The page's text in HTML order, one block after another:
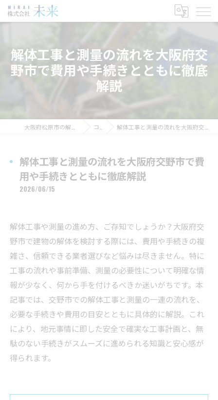
解体工事と測量の流れを大阪府交
野市で費用や手続きとともに徹底
解説
コラム 解体工事と測量の流れを大阪府交野市で費用や手続きとともに徹底解説
解体工事と測量の流れを大阪府交野市で費
用や手続きとともに徹底解説
2026/06/15
解体工事や測量の進め方、ご存知でしょうか？大阪府交
野市で建物の解体を検討する際には、費用や手続きの複
雑さ、信頼できる業者選びなど悩みは尽きません。特に
工事の流れや事前準備、測量の必要性について明確な情
報が少なく、何から手を付けるべきか迷いがちです。本
記事では、交野市での解体工事と測量の一連の流れを、
必要な手続きや費用の目安とともに具体的に解説。これ
により、地元事情に即した安全で確実な工事計画と、無
駄のない手続きがスムーズに進められる知識と安心感が
得られます。